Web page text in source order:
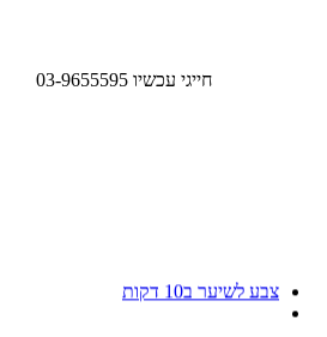
חייגי עכשיו 03-9655595
צבע לשיער ב10 דקות